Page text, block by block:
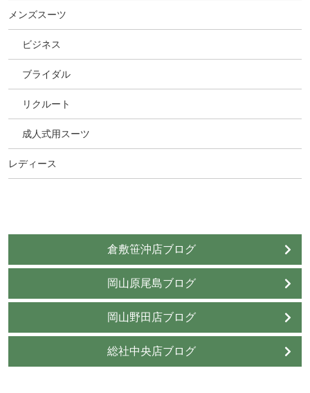
メンズスーツ
ビジネス
ブライダル
リクルート
成人式用スーツ
レディース
倉敷笹沖店ブログ
岡山原尾島ブログ
岡山野田店ブログ
総社中央店ブログ